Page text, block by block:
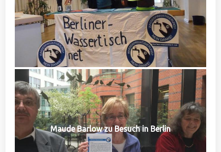
Maude Barlow zu Besuch in Berlin